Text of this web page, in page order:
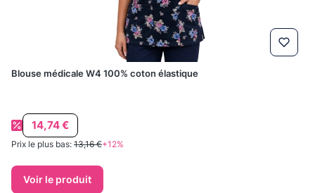
Blouse médicale W4 100% coton élastique
Prix promotionnel
14,74 €
Prix le plus bas: 13,16 €+12%
Voir le produit